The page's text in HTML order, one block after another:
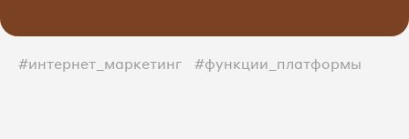
#интернет_маркетинг #функции_платформы